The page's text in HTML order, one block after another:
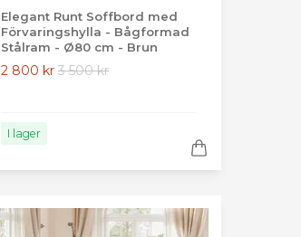
Elegant Runt Soffbord med
Förvaringshylla - Bågformad
Stålram - Ø80 cm - Brun
2 800 kr 3 500 kr
I lager